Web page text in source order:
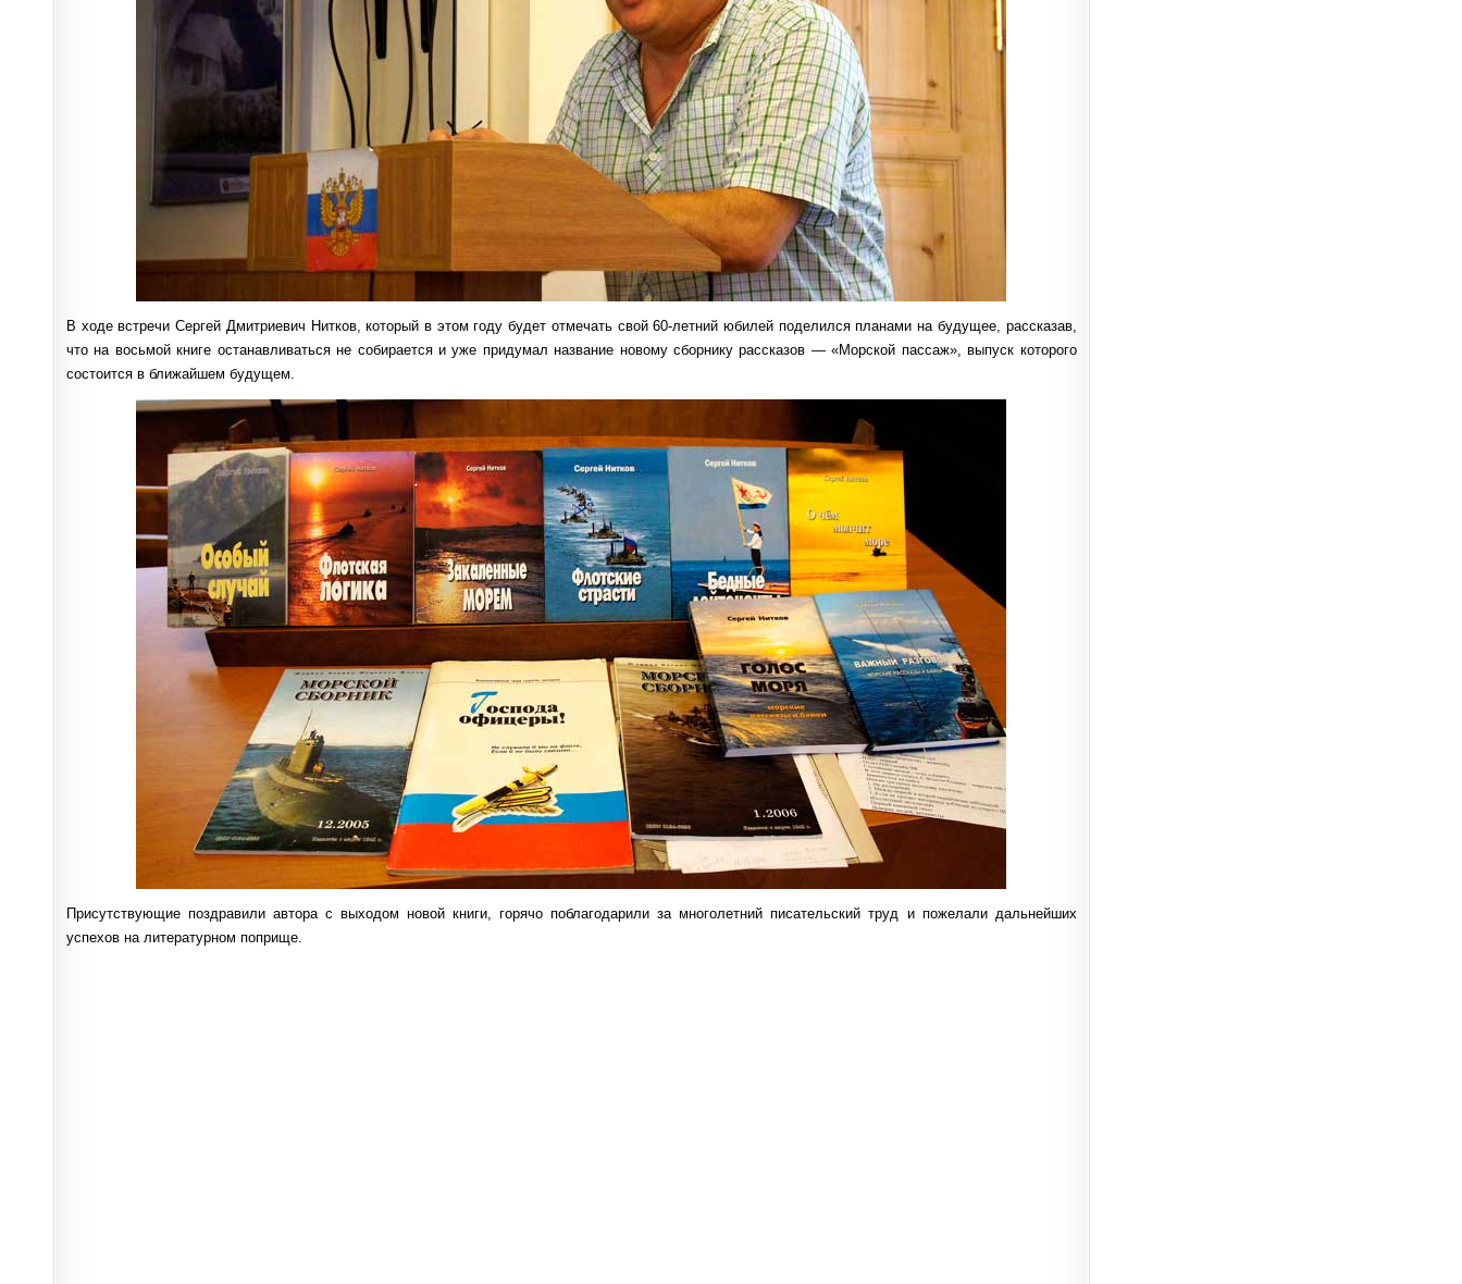
В ходе встречи Сергей Дмитриевич Нитков, который в этом году будет отмечать свой 60-летний юбилей поделился планами на будущее, рассказав,
что на восьмой книге останавливаться не собирается и уже придумал название новому сборнику рассказов — «Морской пассаж», выпуск которого
состоится в ближайшем будущем.
Присутствующие поздравили автора с выходом новой книги, горячо поблагодарили за многолетний писательский труд и пожелали дальнейших
успехов на литературном поприще.